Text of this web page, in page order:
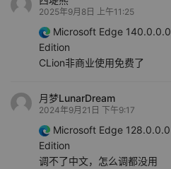
2025年9月8日 上午11:25
Microsoft Edge 140.0.0.0
Edition
CLion非商业使用免费了
月梦LunarDream
2024年9月21日 下午9:17
Microsoft Edge 128.0.0.0
Edition
调不了中文，怎么调都没用